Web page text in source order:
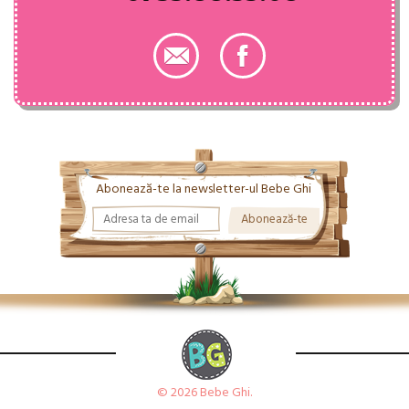
Abonează-te la newsletter-ul Bebe Ghi
© 2026 Bebe Ghi.